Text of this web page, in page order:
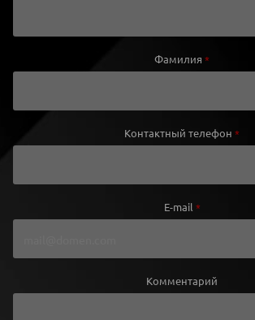
Фамилия *
Контактный телефон *
E-mail *
Комментарий